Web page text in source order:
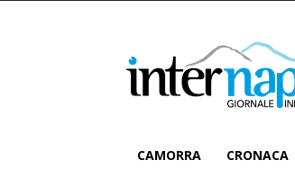
CAMORRA CRONACA